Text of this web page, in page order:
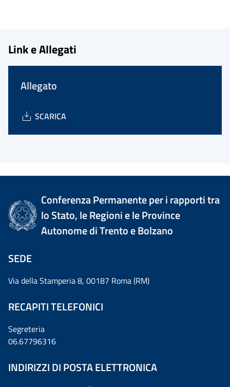
Link e Allegati
Allegato
SCARICA
Conferenza Permanente per i rapporti tra
lo Stato, le Regioni e le Province
Autonome di Trento e Bolzano
SEDE
Via della Stamperia 8, 00187 Roma (RM)
RECAPITI TELEFONICI
Segreteria
06.67796316
INDIRIZZI DI POSTA ELETTRONICA